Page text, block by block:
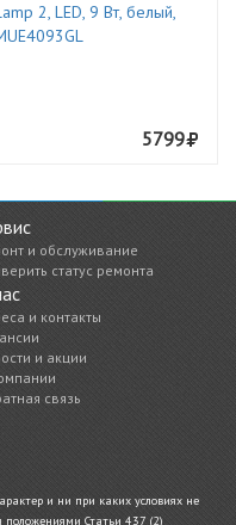
2, LED, 9 Вт, белый,
5799
и обслуживание
статус ремонта
и контакты
и акции
связь
и ни при каких условиях не
положениями Статьи 437 (2)